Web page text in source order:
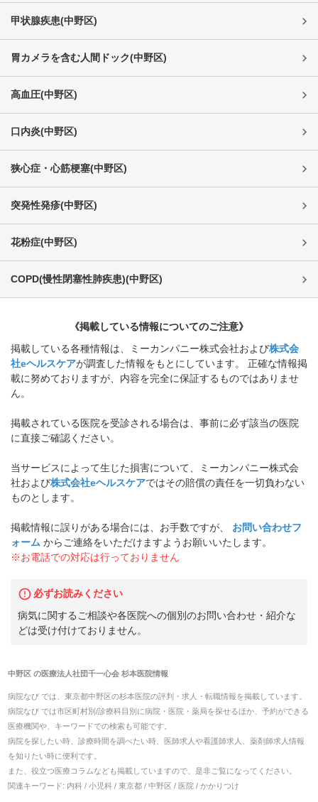
甲状腺疾患(中野区)
胃カメラを含む人間ドック(中野区)
高血圧(中野区)
口内炎(中野区)
狭心症・心筋梗塞(中野区)
突発性発疹(中野区)
花粉症(中野区)
COPD(慢性閉塞性肺疾患)(中野区)
《掲載している情報についてのご注意》
掲載している各種情報は、ミーカンパニー株式会社および株式会
社eヘルスケアが調査した情報をもとにしています。 正確な情報掲
載に努めておりますが、内容を完全に保証するものではありませ
ん。
掲載されている医院を受診される場合は、事前に必ず該当の医院
に直接ご確認ください。
当サービスによって生じた損害について、ミーカンパニー株式会
社および株式会社eヘルスケアではその賠償の責任を一切負わない
ものとします。
掲載情報に誤りがある場合には、お手数ですが、
お問い合わせフ
ォーム からご連絡をいただけますようお願いいたします。
※お電話での対応は行っておりません
必ずお読みください
病気に関するご相談や各医院への個別のお問い合わせ・紹介な
どは受け付けておりません。
中野区の医療法人社団千一心会 杉本医院情報
病院なび では、 東京都中野区の杉本医院の評判・求人・転職情報を掲載しています。
病院なび では市区町村別/診療科目別に病院・医院・薬局を探せるほか、予約ができる
医療機関や、キーワードでの検索も可能です。
病院を探したい時、診療時間を調べたい時、医師求人や看護師求人、薬剤師求人情報
を知りたい時に便利です。
また、役立つ医療コラムなども掲載していますので、是非ご覧になってください。
関連キーワード: 内科 / 小児科 / 東京都 / 中野区 / 医院 / かかりつけ